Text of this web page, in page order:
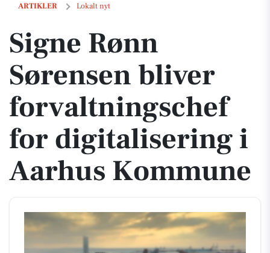
ARTIKLER Lokalt nyt
Signe Rønn Sørensen bliver forvaltningschef for digitalisering i
Signe Rønn
Sørensen bliver
forvaltningschef
for digitalisering i
Aarhus Kommune